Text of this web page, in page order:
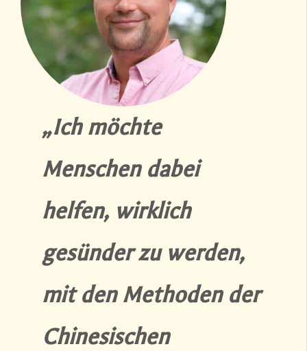
„Ich möchte
Menschen dabei
helfen, wirklich
gesünder zu werden,
mit den Methoden der
Chinesischen